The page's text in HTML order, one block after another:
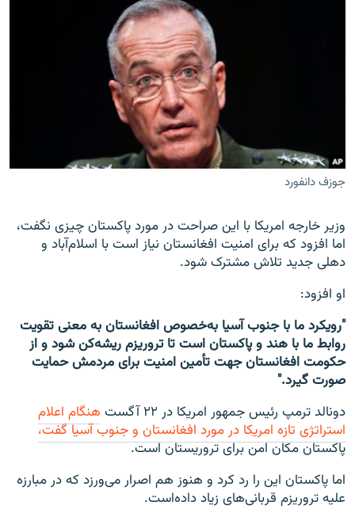
جوزف دانفورد
وزیر خارجه امریکا با این صراحت در مورد پاکستان چیزی نگفت،
اما افزود که برای امنیت افغانستان نیاز است با اسلام‌آباد و
دهلی جدید تلاش مشترک شود.
او افزود:
"رویکرد ما با جنوب آسیا به‌خصوص افغانستان به معنی تقویت
روابط ما با هند و پاکستان است تا تروریزم ریشه‌کن شود و از
حکومت افغانستان جهت تأمین امنیت برای مردمش حمایت
صورت گیرد."
دونالد ترمپ رئیس جمهور امریکا در ۲۲ آگست
هنگام اعلام
استراتژی تازه امریکا در مورد افغانستان و جنوب آسیا گفت،
پاکستان مکان امن برای تروریستان است.
اما پاکستان این را رد کرد و هنوز هم اصرار می‌ورزد که در مبارزه
علیه تروریزم قربانی‌های زیاد داده‌است.